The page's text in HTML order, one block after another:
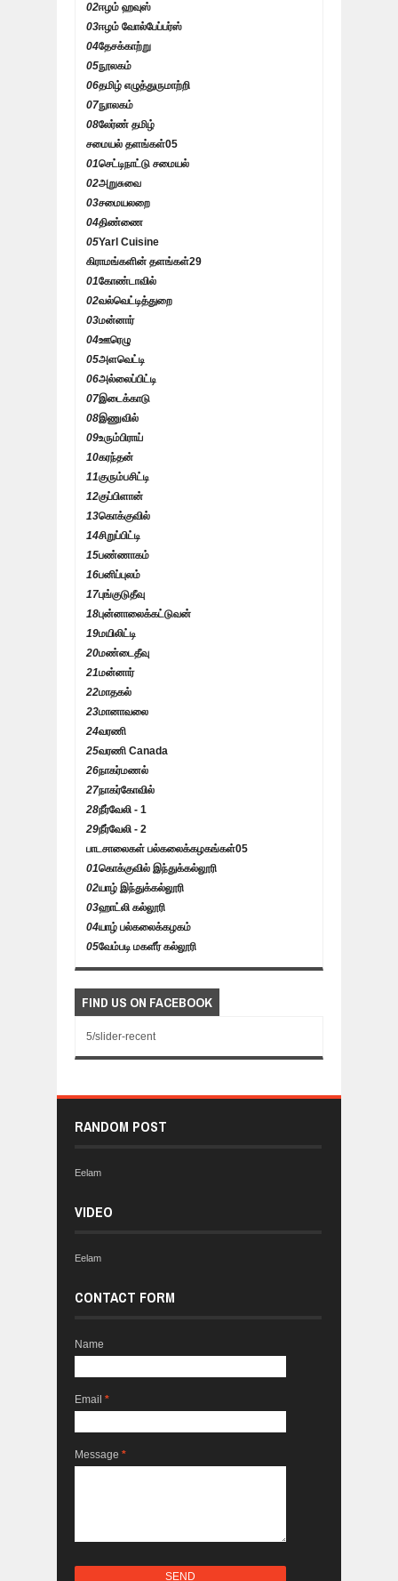
02ஈழம் ஹவுஸ்
03ஈழம் வோல்பேப்பர்ஸ்
04தேசக்காற்று
05நூலகம்
06தமிழ் எழுத்துருமாற்றி
07நுாலகம்
08லேர்ண் தமிழ்
சமையல் தளங்கள்05
01செட்டிநாட்டு சமையல்
02அறுசுவை
03சமையலறை
04திண்ணை
05Yarl Cuisine
கிராமங்களின் தளங்கள்29
01கோண்டாவில்
02வல்வெட்டித்துறை
03மன்னார்
04ஊரெழு
05அளவெட்டி
06அல்லைப்பிட்டி
07இடைக்காடு
08இணுவில்
09உரும்பிராய்
10கரந்தன்
11குரும்பசிட்டி
12குப்பிளான்
13கொக்குவில்
14சிறுப்பிட்டி
15பண்ணாகம்
16பனிப்புலம்
17புங்குடுதீவு
18புன்னாலைக்கட்டுவன்
19மயிலிட்டி
20மண்டைதீவு
21மன்னார்
22மாதகல்
23மானாவலை
24வரணி
25வரணி Canada
26நாகர்மணல்
27நாகர்கோவில்
28நீர்வேலி - 1
29நீர்வேலி - 2
பாடசாலைகள் பல்கலைக்கழகங்கள்05
01கொக்குவில் இந்துக்கல்லூரி
02யாழ் இந்துக்கல்லூரி
03ஹாட்லி கல்லூரி
04யாழ் பல்கலைக்கழகம்
05வேம்படி மகளீர் கல்லூரி
FIND US ON FACEBOOK
5/slider-recent
RANDOM POST
Eelam
VIDEO
Eelam
CONTACT FORM
Name
Email *
Message *